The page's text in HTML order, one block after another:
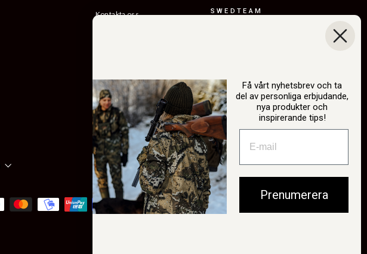
Kontakta oss
Vår berättelse
Katalog
B2B-inloggning
Ångra köp
SWEDTEAM
3268
info@swedteam.se
0325-61 80 70
Få vårt nyhetsbrev och ta
del av personliga erbjudande,
nya produkter och
inspirerande tips!
Prenumerera